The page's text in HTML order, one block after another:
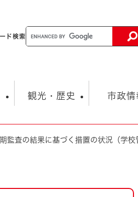
ド検索
生涯学習・スポーツ
情報 まちづくり・協
福祉・介護
観光・歴史
ット
市政情
総合計画
職員採用情報
オープンデータ
監査の結果に基づく措置の状況（学校